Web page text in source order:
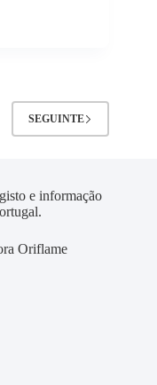
SEGUINTE
e informação
Oriflame